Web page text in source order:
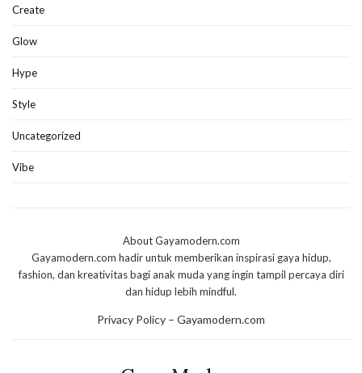
Create
Glow
Hype
Style
Uncategorized
Vibe
About Gayamodern.com
Gayamodern.com hadir untuk memberikan inspirasi gaya hidup,
fashion, dan kreativitas bagi anak muda yang ingin tampil percaya diri
dan hidup lebih mindful.
Privacy Policy – Gayamodern.com